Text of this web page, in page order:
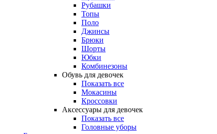
Рубашки
Топы
Поло
Джинсы
Брюки
Шорты
Юбки
Комбинезоны
Обувь для девочек
Показать все
Мокасины
Кроссовки
Аксессуары для девочек
Показать все
Головные уборы